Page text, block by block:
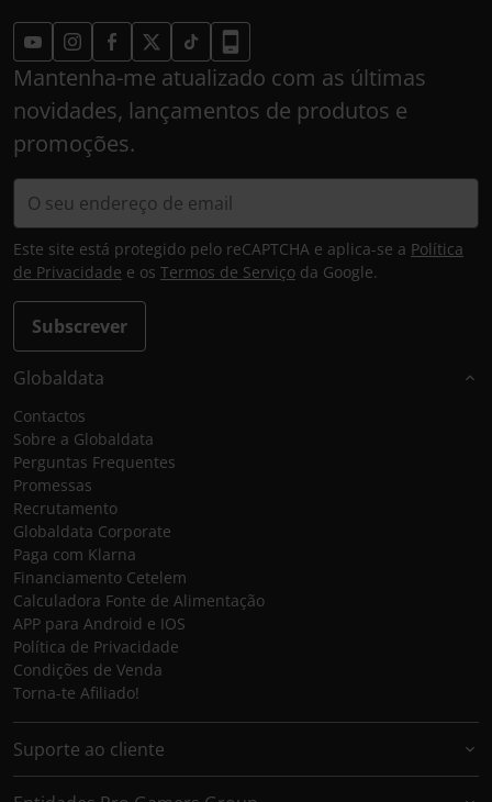
Mantenha-me atualizado com as últimas
novidades, lançamentos de produtos e
promoções.
Subscrever
Este site está protegido pelo reCAPTCHA e aplica-se a Política
de Privacidade e os Termos de Serviço da Google.
Globaldata
Contactos
Sobre a Globaldata
Perguntas Frequentes
Promessas
Recrutamento
Globaldata Corporate
Paga com Klarna
Financiamento Cetelem
Calculadora Fonte de Alimentação
APP para Android e IOS
Política de Privacidade
Condições de Venda
Torna-te Afiliado!
Suporte ao cliente